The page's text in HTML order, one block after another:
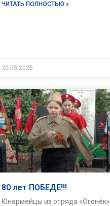
ЧИТАТЬ ПОЛНОСТЬЮ »
20.05.2025
80 лет ПОБЕДЕ!!!
Юнармейцы из отряда «Огонёк»